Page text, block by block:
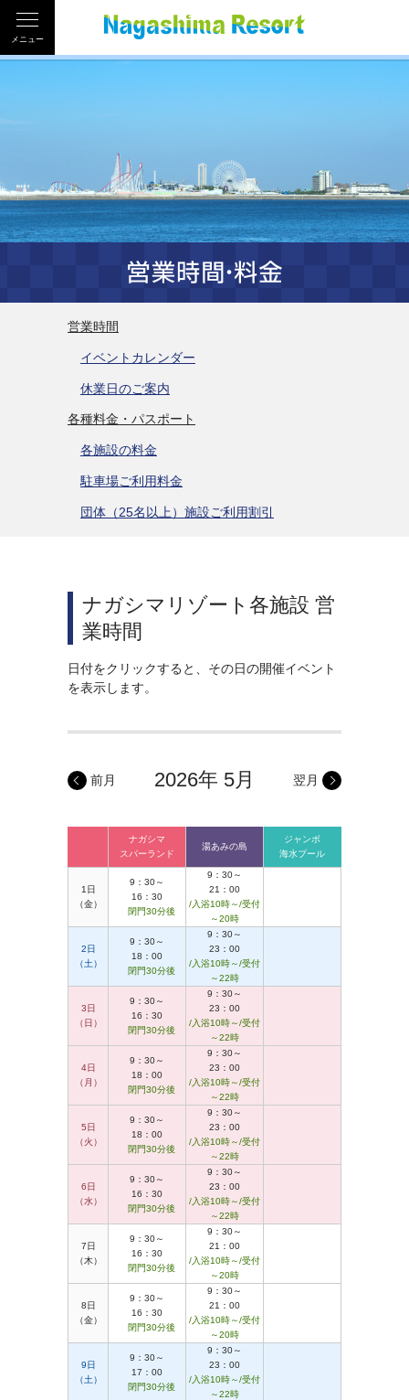
メニュー
営業時間
イベントカレンダー
休業日のご案内
各種料金・パスポート
各施設の料金
駐車場ご利用料金
団体（25名以上）施設ご利用割引
ナガシマリゾート各施設 営
業時間
日付をクリックすると、その日の開催イベント
を表示します。
2026年 5月
前月 翌月
ナガシマ
スパーランド
湯あみの島
ジャンボ
海水プール
1日
（金）
9：30～
16：30
閉門30分後
9：30～
21：00
/入浴10時～/受付
～20時
2日
（土）
9：30～
18：00
閉門30分後
9：30～
23：00
/入浴10時～/受付
～22時
3日
（日）
9：30～
16：30
閉門30分後
9：30～
23：00
/入浴10時～/受付
～22時
4日
（月）
9：30～
18：00
閉門30分後
9：30～
23：00
/入浴10時～/受付
～22時
5日
（火）
9：30～
18：00
閉門30分後
9：30～
23：00
/入浴10時～/受付
～22時
6日
（水）
9：30～
16：30
閉門30分後
9：30～
23：00
/入浴10時～/受付
～22時
7日
（木）
9：30～
16：30
閉門30分後
9：30～
21：00
/入浴10時～/受付
～20時
8日
（金）
9：30～
16：30
閉門30分後
9：30～
21：00
/入浴10時～/受付
～20時
9日
（土）
9：30～
17：00
閉門30分後
9：30～
23：00
/入浴10時～/受付
～22時